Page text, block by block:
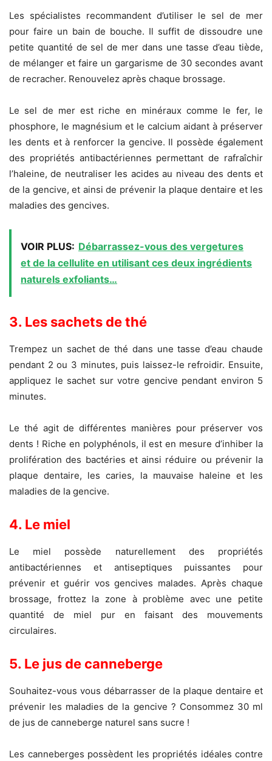
Les spécialistes recommandent d’utiliser le sel de mer
pour faire un bain de bouche. Il suffit de dissoudre une
petite quantité de sel de mer dans une tasse d’eau tiède,
de mélanger et faire un gargarisme de 30 secondes avant
de recracher. Renouvelez après chaque brossage.
Le sel de mer est riche en minéraux comme le fer, le
phosphore, le magnésium et le calcium aidant à préserver
les dents et à renforcer la gencive. Il possède également
des propriétés antibactériennes permettant de rafraîchir
l’haleine, de neutraliser les acides au niveau des dents et
de la gencive, et ainsi de prévenir la plaque dentaire et les
maladies des gencives.
VOIR PLUS: Débarrassez-vous des vergetures
et de la cellulite en utilisant ces deux ingrédients
naturels exfoliants…
3. Les sachets de thé
Trempez un sachet de thé dans une tasse d’eau chaude
pendant 2 ou 3 minutes, puis laissez-le refroidir. Ensuite,
appliquez le sachet sur votre gencive pendant environ 5
minutes.
Le thé agit de différentes manières pour préserver vos
dents ! Riche en polyphénols, il est en mesure d’inhiber la
prolifération des bactéries et ainsi réduire ou prévenir la
plaque dentaire, les caries, la mauvaise haleine et les
maladies de la gencive.
4. Le miel
Le miel possède naturellement des propriétés
antibactériennes et antiseptiques puissantes pour
prévenir et guérir vos gencives malades. Après chaque
brossage, frottez la zone à problème avec une petite
quantité de miel pur en faisant des mouvements
circulaires.
5. Le jus de canneberge
Souhaitez-vous vous débarrasser de la plaque dentaire et
prévenir les maladies de la gencive ? Consommez 30 ml
de jus de canneberge naturel sans sucre !
Les canneberges possèdent les propriétés idéales contre